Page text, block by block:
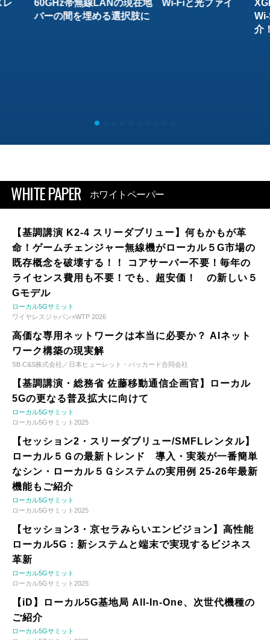
レ
60GHz帯無線LANの現在地 Wi-Fiと光ファイ
バーの間を埋める選択肢に
介
WHITE PAPER ホワイトペーパー
【基調講演 K2-4 スリーダブリュー】何もかもが革
命！ゲームチェンジャー無線機がローカル５G市場の
既存概念を破壊する！！ コアサーバー不要！毎年の
ライセンス費用も不要！でも、超安価！ の新しい５
Gモデル
ローカル5Gサミット
ワイヤレスジャパン×WTP 2026
高価な専用ネットワークは本当に必要か？ AIネット
ワーク構築の現実解
SB C&S株式会社／日本ヒューレット・パッカード合同会社
【基調講演・総務省 佐藤移動通信企画官】ローカル
5Gの更なる普及拡大に向けて
ローカル5Gサミット
ローカル5Gサミット2025
【セッション2・スリーダブリュー/SMFLレンタル】
ローカル５Ｇの最新トレンド 導入・実装が一番簡単
なシン・ローカル５Ｇシステムの実用例 25-26年最新
機能もご紹介
ローカル5Gサミット
ローカル5Gサミット2025
【セッション3・京セラみらいエンビジョン】高性能
ローカル5G：新システムと端末で実現するビジネス
革新
ローカル5Gサミット
ローカル5Gサミット2025
【iD】ローカル5G基地局 All-In-One、次世代機種の
ご紹介
ローカル5Gサミット